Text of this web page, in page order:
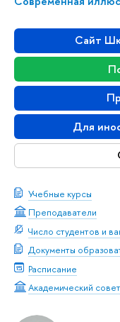
Сайт
Для
Учебные курсы
Преподаватели
Число студентов и
Документы
Расписание
Академический совет